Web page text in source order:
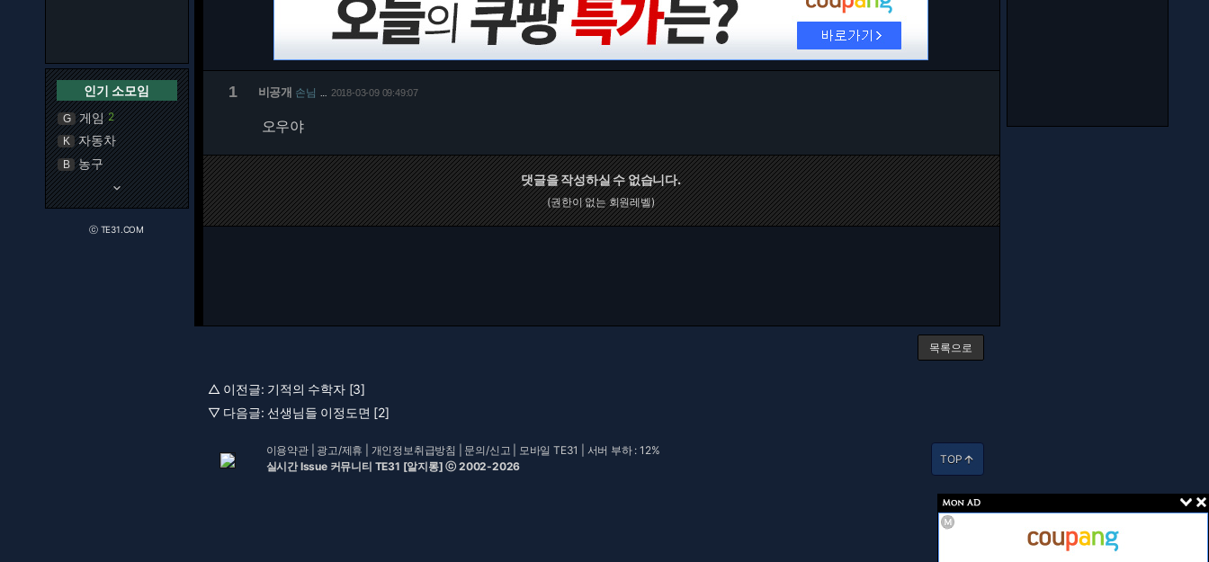
인기 소모임
G 게임 2
K 자동차
B 농구
keyboard_arrow_down
ⓒ TE31.COM
1 비공개 손님 2018-03-09 09:49:07
오우야
댓글을 작성하실 수 없습니다.
(권한이 없는 회원레벨)
목록으로
△ 이전글: 기적의 수학자 [3]
▽ 다음글:선생님들 이정도면 [2]
이용약관| 광고/제휴 개인정보취급방침 문의/신고 모바일 TE31
| 서버 부하 : 12%
실시간 Issue 커뮤니티 TE31 [알지롱] ⓒ 2002-2026
TOP arrow_upward